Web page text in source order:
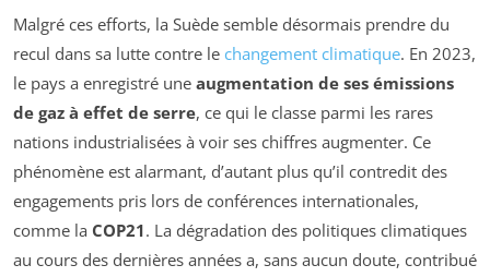
Malgré ces efforts, la Suède semble désormais prendre du
recul dans sa lutte contre le changement climatique. En 2023,
le pays a enregistré une augmentation de ses émissions
de gaz à effet de serre, ce qui le classe parmi les rares
nations industrialisées à voir ses chiffres augmenter. Ce
phénomène est alarmant, d’autant plus qu’il contredit des
engagements pris lors de conférences internationales,
comme la COP21. La dégradation des politiques climatiques
au cours des dernières années a, sans aucun doute, contribué